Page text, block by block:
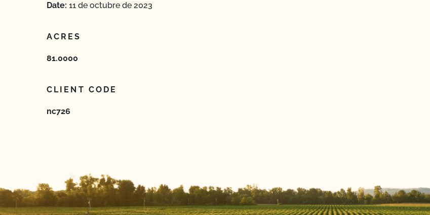
Date: 11 de octubre de 2023
ACRES
81.0000
CLIENT CODE
nc726